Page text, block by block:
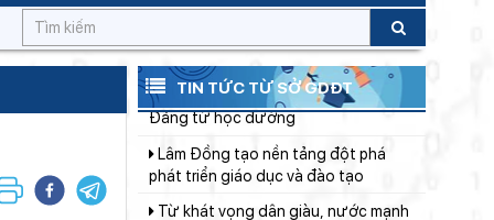
TIN TỨC TỪ SỞ GDĐT
100 ngày tháo gỡ các điểm nghẽn về
Giữ vững nền tảng tư tưởng của
Ðảng từ học đường
Lâm Đồng tạo nền tảng đột phá
phát triển giáo dục và đào tạo
Từ khát vọng dân giàu, nước mạnh
đến lý luận kinh tế thị trường định
hướng XHCN trong kỷ nguyên mới -